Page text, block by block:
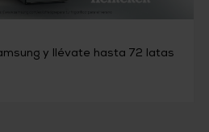
y llévate hasta 72 latas